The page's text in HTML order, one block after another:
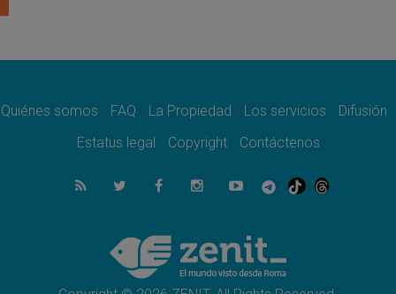
08.08.2026
08.08.2026
del Buen Consejo de Genazzano
Filipinas: el Vicariato Apostólico de Calapán
se convierte en diócesis
Honduras: Los desplazados invisibles de una
crisis olvidada
Quiénes somos FAQ La Propiedad Los servicios
Difusión
Estatus legal
Copyright Contáctenos